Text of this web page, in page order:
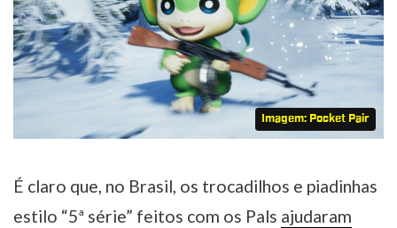
Imagem: Pocket Pair
É claro que, no Brasil, os trocadilhos e piadinhas
estilo “5ª série” feitos com os Pals ajudaram